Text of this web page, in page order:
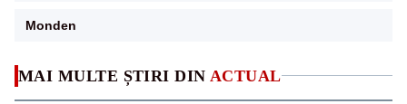
MAI MULTE ȘTIRI DIN ACTUAL
Monden